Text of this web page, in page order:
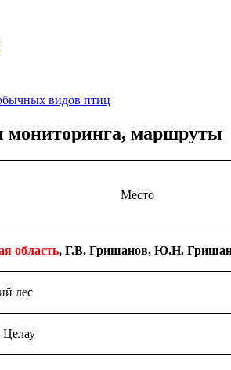
видов птиц
мониторинга, маршруты
Место
область, Г.В. Гришанов, Ю.Н.
лес
Целау